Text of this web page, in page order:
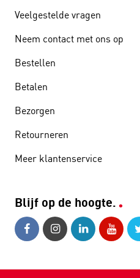
Veelgestelde vragen
Neem contact met ons op
Bestellen
Betalen
Bezorgen
Retourneren
Meer klantenservice
Blijf op de hoogte.